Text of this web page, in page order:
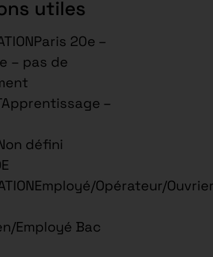
utiles
20e –
– pas de
–
défini
Opérateur/
Employé Bac